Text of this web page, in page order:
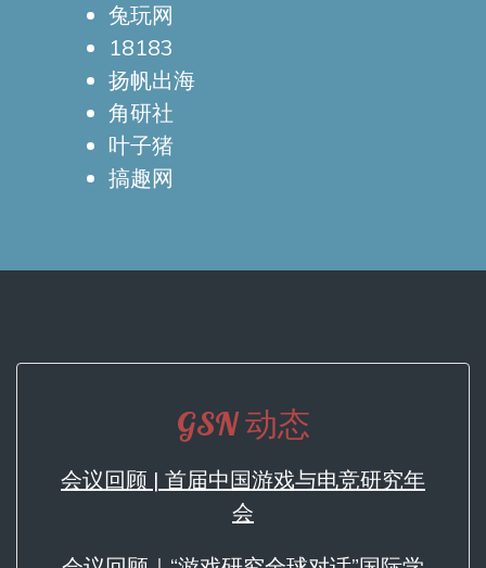
兔玩网
18183
扬帆出海
角研社
叶子猪
搞趣网
GSN 动态
会议回顾 | 首届中国游戏与电竞研究年
会